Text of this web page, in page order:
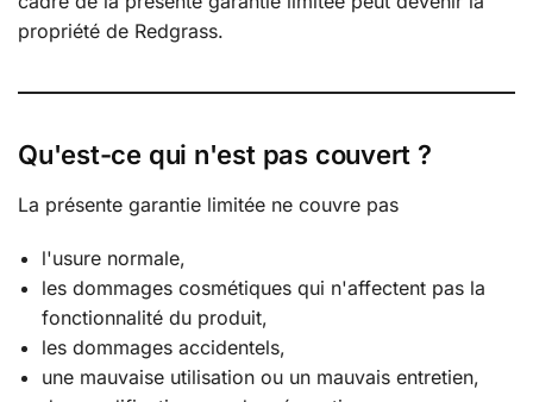
propriété de Redgrass.
Qu'est-ce qui n'est pas couvert ?
La présente garantie limitée ne couvre pas
l'usure normale,
les dommages cosmétiques qui n'affectent pas la
fonctionnalité du produit,
les dommages accidentels,
une mauvaise utilisation ou un mauvais entretien,